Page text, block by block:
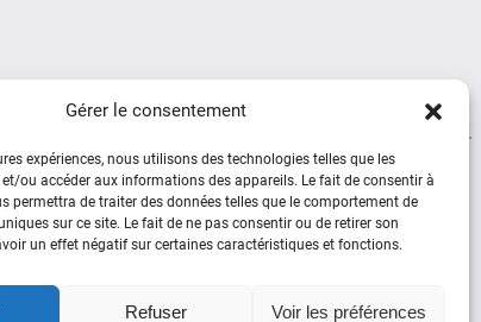
Gérer le consentement
expériences, nous utilisons des technologies telles que les
ou accéder aux informations des appareils. Le fait de consentir à
permettra de traiter des données telles que le comportement de
sur ce site. Le fait de ne pas consentir ou de retirer son
un effet négatif sur certaines caractéristiques et fonctions.
Refuser Voir les préférences
Social